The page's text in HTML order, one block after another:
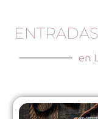
ENTRADAS
en